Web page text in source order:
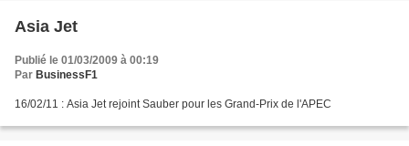
Asia Jet
Publié le 01/03/2009 à 00:19
Par BusinessF1
16/02/11 : Asia Jet rejoint Sauber pour les Grand-Prix de l'APEC